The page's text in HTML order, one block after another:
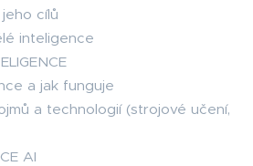
cílů
inteligence
a jak funguje
a technologií (strojové učení,
AI